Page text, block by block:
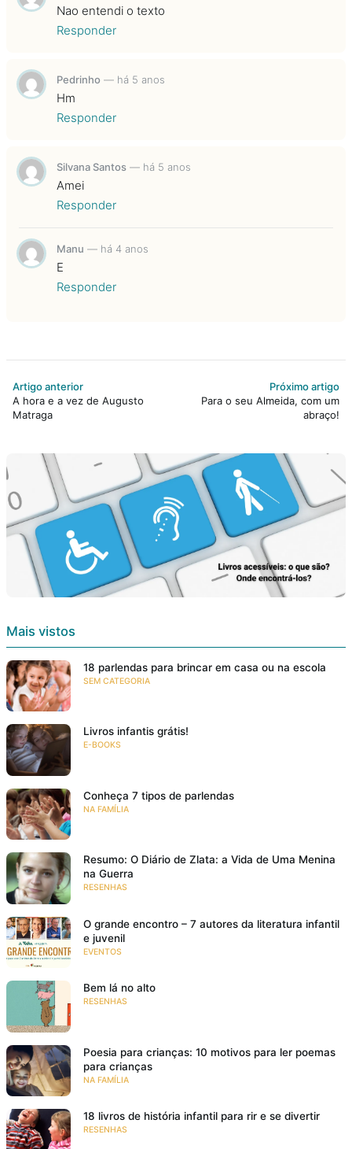
Nao entendi o texto
Responder
Pedrinho — há 5 anos
Hm
Responder
Silvana Santos — há 5 anos
Amei
Responder
Manu — há 4 anos
E
Responder
Artigo anterior
A hora e a vez de Augusto
Matraga
Próximo artigo
Para o seu Almeida, com um
abraço!
Mais vistos
18 parlendas para brincar em casa ou na escola
SEM CATEGORIA
Livros infantis grátis!
E-BOOKS
Conheça 7 tipos de parlendas
NA FAMÍLIA
Resumo: O Diário de Zlata: a Vida de Uma Menina
na Guerra
RESENHAS
O grande encontro – 7 autores da literatura infantil
e juvenil
EVENTOS
Bem lá no alto
RESENHAS
Poesia para crianças: 10 motivos para ler poemas
para crianças
NA FAMÍLIA
18 livros de história infantil para rir e se divertir
RESENHAS